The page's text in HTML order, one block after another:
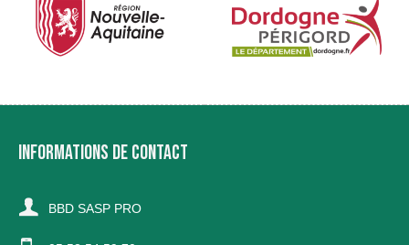
INFORMATIONS DE CONTACT
BBD SASP PRO